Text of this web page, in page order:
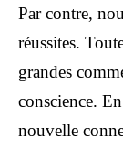
Par contre,
réussites.
grandes
conscience.
nouvelle